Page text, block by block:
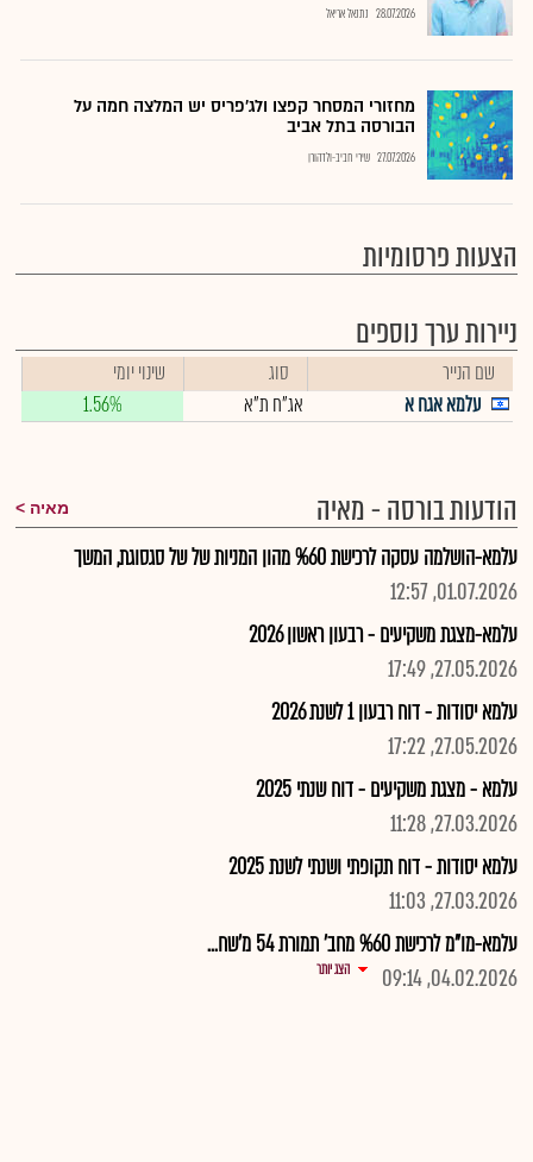
28.07.2026 נתנאל אריאל
מחזורי המסחר קפצו ולג'פריס יש המלצה חמה על
הבורסה בתל אביב
27.07.2026 שירי חביב-ולדהורן
הצעות פרסומיות
ניירות ערך נוספים
שם הנייר סוג
שינוי יומי
עלמא אגח א
אג"ח ת"א 1.56%
הודעות בורסה - מאיה מאיה
עלמא-הושלמה עסקה לרכישת %60 מהון המניות של של סגסוגת, המשך
01.07.2026, 12:57
עלמא-מצגת משקיעים - רבעון ראשון 2026
27.05.2026, 17:49
עלמא יסודות - דוח רבעון 1 לשנת 2026
27.05.2026, 17:22
עלמא - מצגת משקיעים - דוח שנתי 2025
27.03.2026, 11:28
עלמא יסודות - דוח תקופתי ושנתי לשנת 2025
27.03.2026, 11:03
עלמא-מו"מ לרכישת %60 מחב' תמורת 54 מ'שח...
04.02.2026, 09:14
הצג יותר